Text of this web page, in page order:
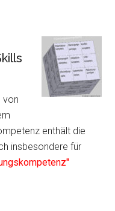
von
enthält die
insbesondere für